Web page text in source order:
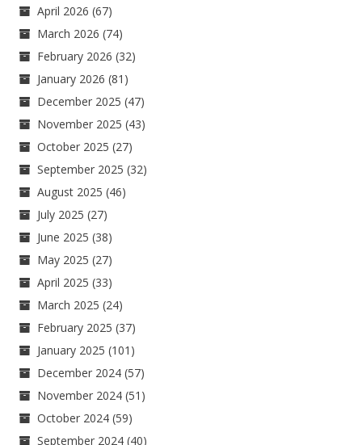
April 2026 (67)
March 2026 (74)
February 2026 (32)
January 2026 (81)
December 2025 (47)
November 2025 (43)
October 2025 (27)
September 2025 (32)
August 2025 (46)
July 2025 (27)
June 2025 (38)
May 2025 (27)
April 2025 (33)
March 2025 (24)
February 2025 (37)
January 2025 (101)
December 2024 (57)
November 2024 (51)
October 2024 (59)
September 2024 (40)